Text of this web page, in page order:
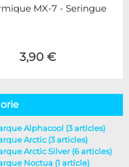
MX-7 - Seringue
3,90 €
Alphacool (3 articles)
Arctic (3 articles)
Arctic Silver (6 articles)
Noctua (1 article)